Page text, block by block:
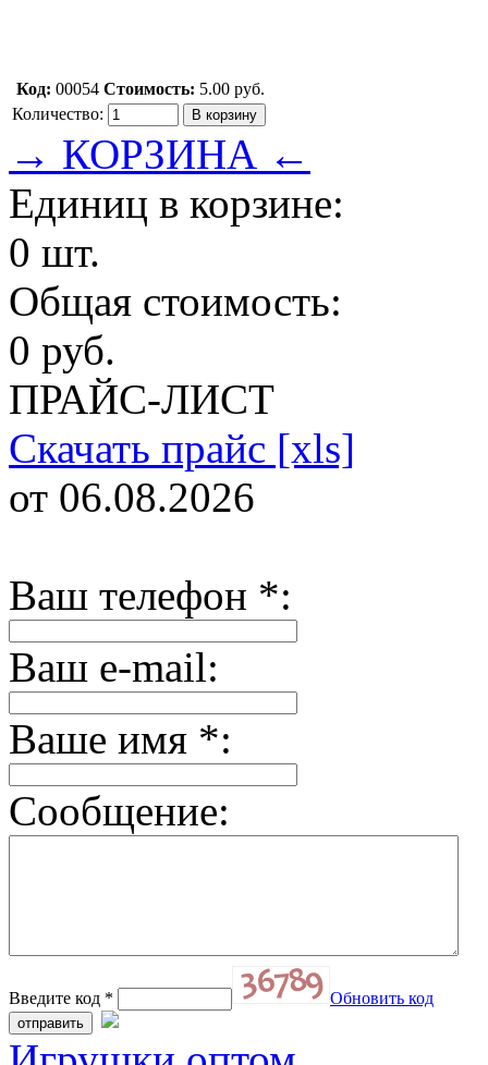
Код: 00054 Стоимость: 5.00 руб.
Количество:
→ КОРЗИНА ←
Единиц в корзине:
0 шт.
Общая стоимость:
0 руб.
ПРАЙС-ЛИСТ
Скачать прайс [xls]
от 06.08.2026
Ваш телефон *:
Ваш e-mail:
Ваше имя *:
Сообщение:
Введите код * Обновить код